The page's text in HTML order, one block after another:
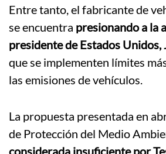
Entre tanto, el fabricante de
se encuentra presionando a la
presidente de Estados Unidos,
que se implementen límites
las emisiones de vehículos.
La propuesta presentada en
de Protección del Medio
considerada insuficiente por